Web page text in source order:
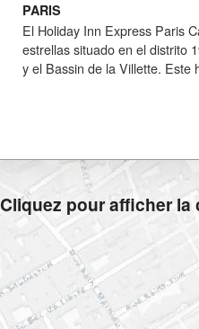
PARIS
El Holiday Inn Express Paris
estrellas situado en el distrito
y el Bassin de la Villette. Este
Cliquez pour afficher la